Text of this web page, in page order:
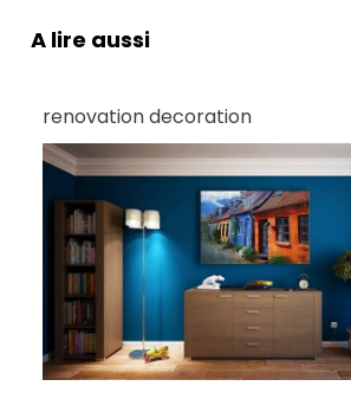
A lire aussi
renovation decoration